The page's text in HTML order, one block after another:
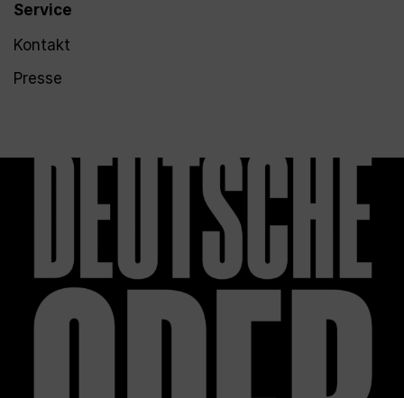
Service
Kontakt
Presse